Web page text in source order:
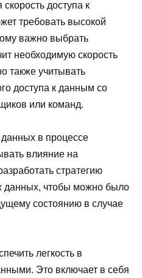
доступа к
требовать высокой
важно выбрать
необходимую скорость
также учитывать
доступа к данным со
или команд.
в процессе
влияние на
стратегию
данных, чтобы можно было
состоянию в случае
легкость в
Это включает в себя